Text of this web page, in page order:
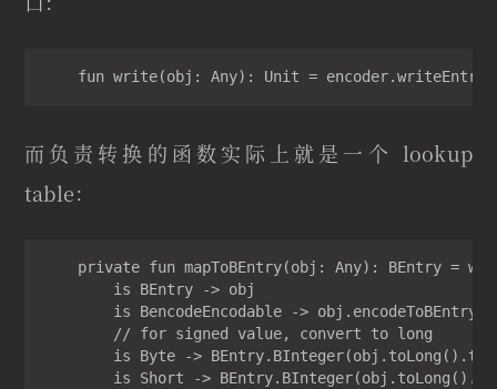
fun write(obj: Any): Unit =
而负责转换的函数实际上就是一个 lookup
table：
private fun mapToBEntry(obj: Any): BEntry =
        is BEntry -> obj
        is BencodeEncodable -> obj.encodeToBEntry()
        // for signed value, convert to long
is Byte ->
is Short ->